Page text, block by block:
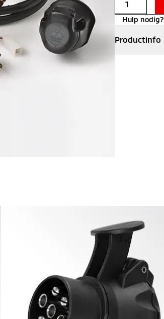
Hulp nodig?
Productinfo